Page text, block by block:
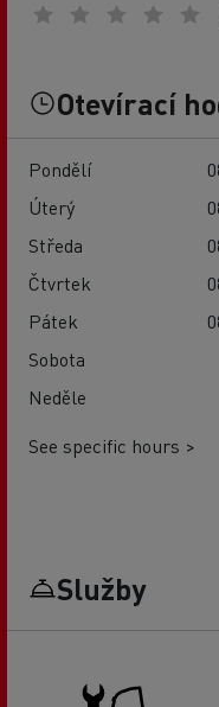
Otevírací
Pondělí
Úterý
Středa
Čtvrtek
Pátek
Sobota
Neděle
See specific hours >
Služby